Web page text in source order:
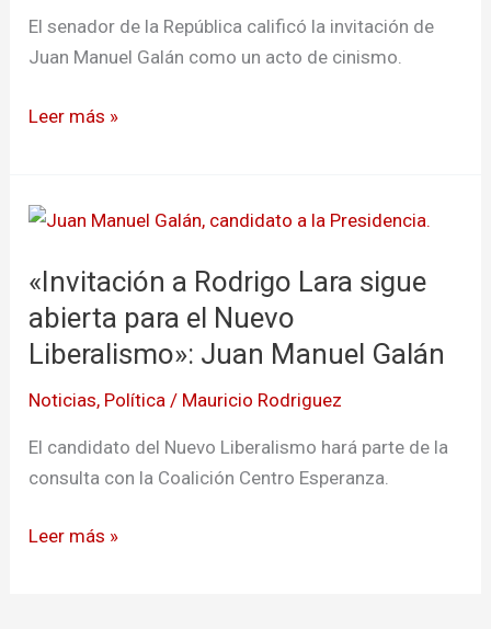
El senador de la República calificó la invitación de
Juan Manuel Galán como un acto de cinismo.
unirse
al
Liberalismo
Leer más »
«Invitación a Rodrigo Lara sigue
abierta para el Nuevo
Liberalismo»: Juan Manuel Galán
Noticias, Política / Mauricio Rodriguez
El candidato del Nuevo Liberalismo hará parte de la
consulta con la Coalición Centro Esperanza.
«Invitación
Rodrigo
Lara
sigue
abierta
para
Juan
Leer más »